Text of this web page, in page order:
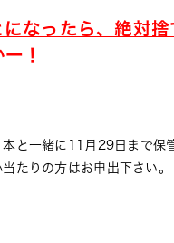
になったら、絶対捨
！
本と一緒に11月29日まで保
たりの方はお申出下さい。